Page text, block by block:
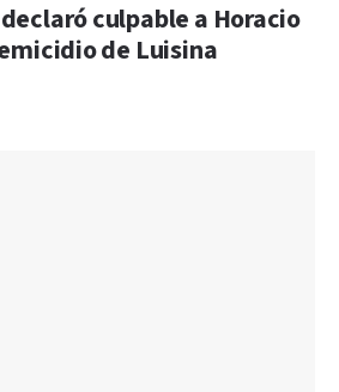
culpable a Horacio
de Luisina